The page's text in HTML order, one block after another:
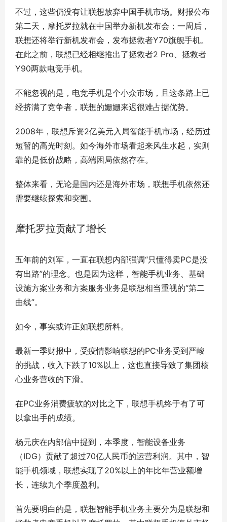
不过，这些仍没有让联想放弃中国手机市场。财报公布
第二天，摩托罗拉就在中国举办新机发布会；一周后，
联想还将举行新机发布会，发布拯救者Y70旗舰手机。
在此之前，联想已经相继推出了拯救者2 Pro、拯救者
Y90两款电竞手机。
不能忽视的是，电竞手机是个小众市场，且这条路上已
经挤满了竞争者，联想的姗姗来迟很难占据优势。
2008年，联想斥资2亿美元入局智能手机市场，经历过
短暂的高光时刻。如今海外市场看起来风生水起，实则
靠的是低价战略，高端困局依然存在。
整体来看，无论是国内还是海外市场，联想手机依然还
需要继续探索和突围。
摩托罗拉贡献了增长
五年前的刘军，一直在联想内部强调“只懂得卖PC是没
有出路”的理念。也是因为这样，智能手机业务、基础
设施方案业务和方案服务业务是联想相当重视的“第二
曲线”。
如今，事实或许正如联想所料。
最新一季财报中，受疫情影响联想的PC业务受到严峻
的挑战，收入下跌了10%以上，这也直接导致了集团核
心业务营收的下滑。
在PC业务消费疲软的对比之下，联想手机终于有了可
以拿出手的成绩。
杨元庆在内部信中提到，本季度，智能设备业务
（IDG）贡献了超过70亿人民币的运营利润。其中，智
能手机领域，联想实现了20%以上的年比年营业额增
长，连续九个季度盈利。
首先要明白的是，联想智能手机业务主要分为是联想和